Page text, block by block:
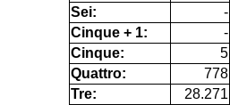
Sei:
-
Cinque + 1:
-
Cinque:
5
Quattro:
778
Tre:
28.271